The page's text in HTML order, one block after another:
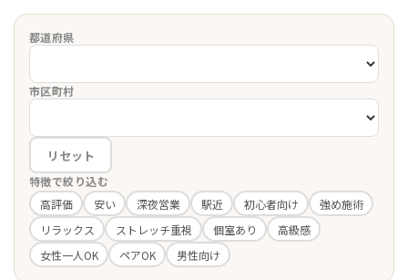
都道府県
市区町村
リセット
特徴で絞り込む
高評価
安い 深夜営業 駅近 初心者向け
強め施術
リラックス
ストレッチ重視 個室あり
高級感
女性一人OK
ペアOK 男性向け